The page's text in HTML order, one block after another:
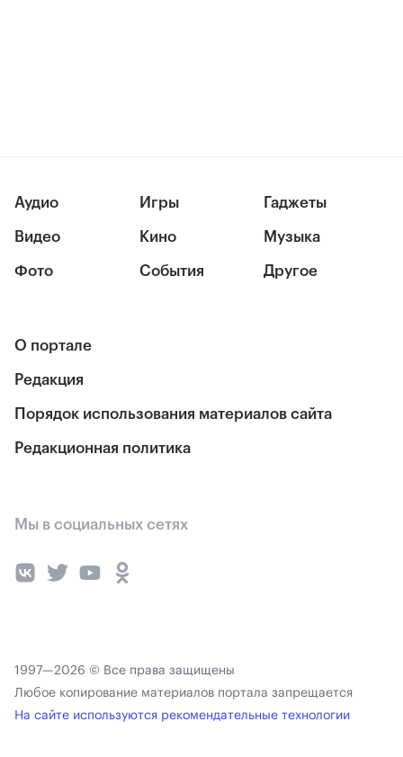
Аудио
Видео
Фото
Игры
Кино
События
Гаджеты
Музыка
Другое
О портале
Редакция
Порядок использования материалов сайта
Редакционная политика
Мы в социальных сетях
1997—2026 © Все права защищены
Любое копирование материалов портала запрещается
На сайте используются рекомендательные технологии